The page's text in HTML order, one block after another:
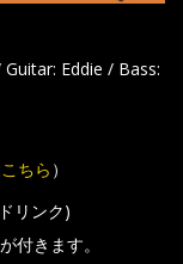
Eddie / Bass:
ちら ）
リンク)
付きます。